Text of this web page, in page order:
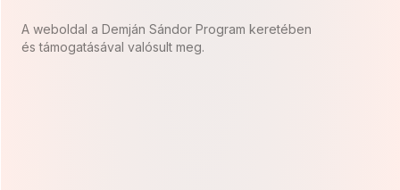
A weboldal a Demján Sándor Program keretében
és támogatásával valósult meg.